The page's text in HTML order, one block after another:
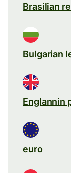
Brasilian
Bulgarian
Englannin
euro